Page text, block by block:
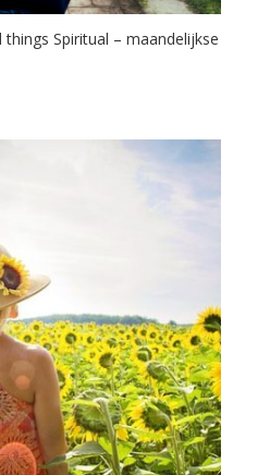
things Spiritual – maandelijkse